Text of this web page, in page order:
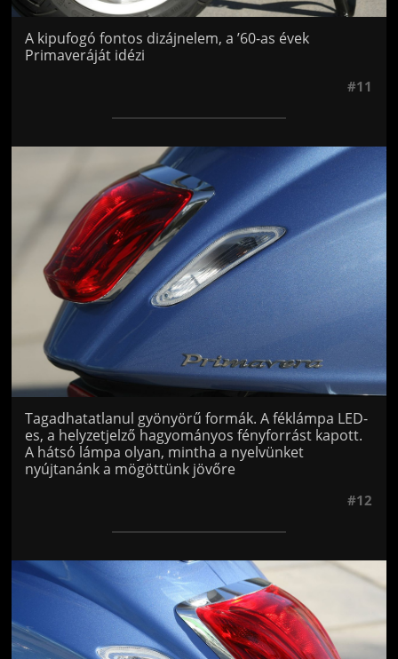
A kipufogó fontos dizájnelem, a ’60-as évek
Primaveráját idézi
#11
Jön még kép!
Tagadhatatlanul gyönyörű formák. A féklámpa LED-
es, a helyzetjelző hagyományos fényforrást kapott.
A hátsó lámpa olyan, mintha a nyelvünket
nyújtanánk a mögöttünk jövőre
#12
Jön még kép!